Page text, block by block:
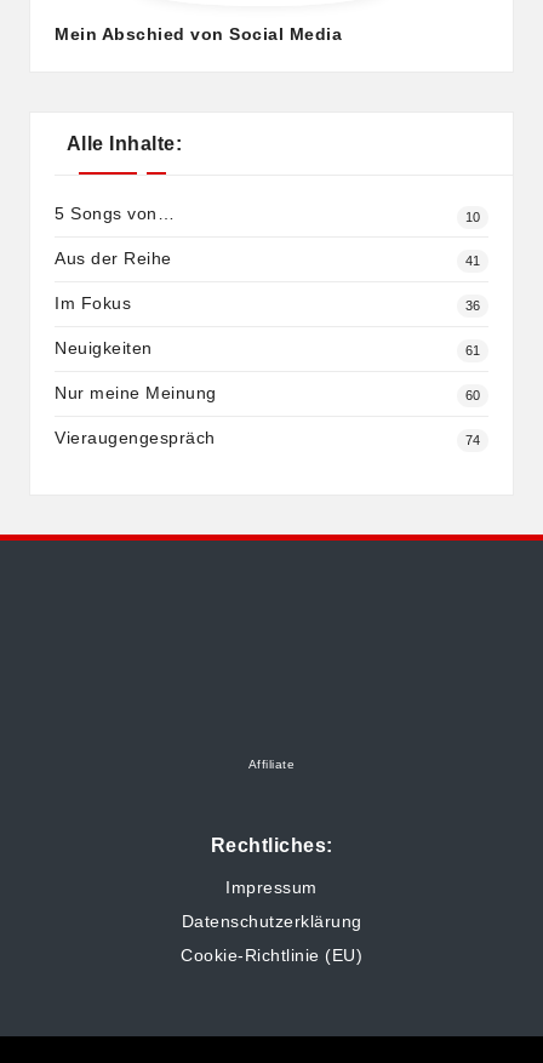
Mein Abschied von Social Media
Alle Inhalte:
5 Songs von… 10
Aus der Reihe 41
Im Fokus 36
Neuigkeiten 61
Nur meine Meinung 60
Vieraugengespräch 74
Affiliate
Rechtliches:
Impressum
Datenschutzerklärung
Cookie-Richtlinie (EU)